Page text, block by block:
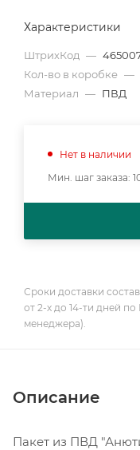
Характеристики
ШтрихКод —
Кол-во в коробке —
Материал — ПВД
Нет в наличии
Мин. шаг заказа:
Сроки доставки
от 2-х до 14-ти дней
менеджера).
Описание
Пакет из ПВД